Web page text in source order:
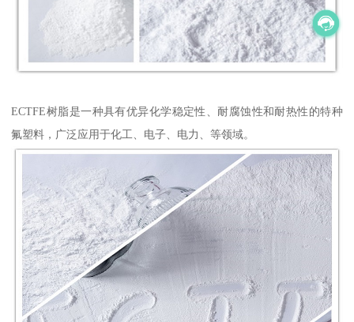
ECTFE树脂是一种具有优异化学稳定性、耐腐蚀性和耐热性的特种
氟塑料，广泛应用于化工、电子、电力、等领域。